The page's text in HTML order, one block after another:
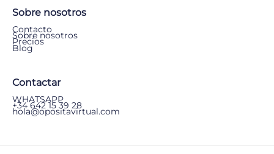
Sobre nosotros
Contacto
Sobre nosotros
Precios
Blog
Contactar
WHATSAPP
+34 642 15 39 28
hola@opositavirtual.com